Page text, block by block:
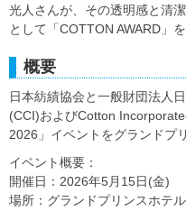
光人さんが、その透明感と清
として「COTTON AWARD」
概要
日本紡績協会と一般財団法人
(CCI)およびCotton
2026」イベントをグランドプ
イベント概要：
開催日：2026年5月15日(金)
場所：グランドプリンスホテ